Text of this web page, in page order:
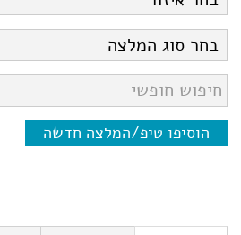
הוסיפו טיפ/המלצה חדשה